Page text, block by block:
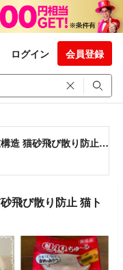
ログイン 会員登録
猫砂マット 75x55CM 二重構造 猫砂飛び散り防止 猫トイレマット 防水
飛び散り防止 猫ト